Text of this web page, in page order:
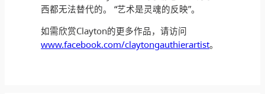
西都无法替代的。 “艺术是灵魂的反映”。
如需欣赏Clayton的更多作品，请访问
www.facebook.com/claytongauthierartist。